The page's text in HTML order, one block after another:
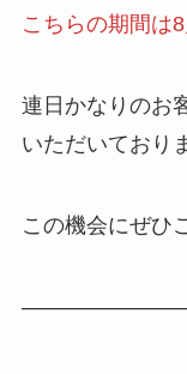
こちらの期間は
連日かなりのお
いただいており
この機会にぜひ